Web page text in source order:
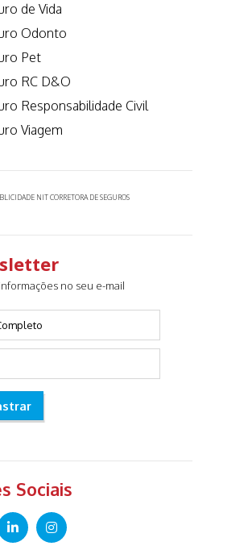
de Vida
Odonto
Pet
RC D&O
Responsabilidade Civil
Viagem
NIT CORRETORA DE SEGUROS
no seu e-mail
Sociais